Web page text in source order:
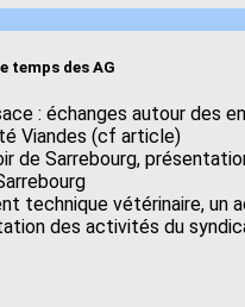
temps des AG
: échanges autour des
Viandes (cf article)
de Sarrebourg,
technique vétérinaire,
des activités du